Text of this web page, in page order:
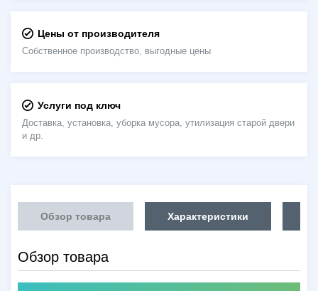
Цены от производителя
Собственное производство, выгодные цены
Услуги под ключ
Доставка, установка, уборка мусора, утилизация старой двери
и др.
Обзор товара Характеристики
Обзор товара